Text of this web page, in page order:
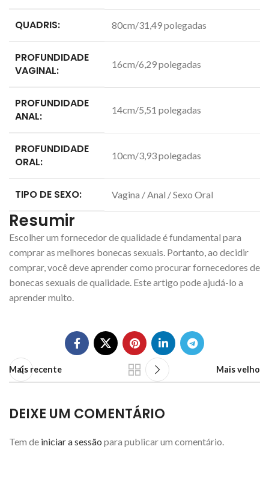
QUADRIS: 80cm/31,49 polegadas
PROFUNDIDADE
VAGINAL:
16cm/6,29 polegadas
PROFUNDIDADE
ANAL:
14cm/5,51 polegadas
PROFUNDIDADE
ORAL:
10cm/3,93 polegadas
TIPO DE SEXO: Vagina / Anal / Sexo Oral
Resumir
Escolher um fornecedor de qualidade é fundamental para
comprar as melhores bonecas sexuais. Portanto, ao decidir
comprar, você deve aprender como procurar fornecedores de
bonecas sexuais de qualidade. Este artigo pode ajudá-lo a
aprender muito.
Mais recente Mais velho
DEIXE UM COMENTÁRIO
Tem de iniciar a sessão para publicar um comentário.